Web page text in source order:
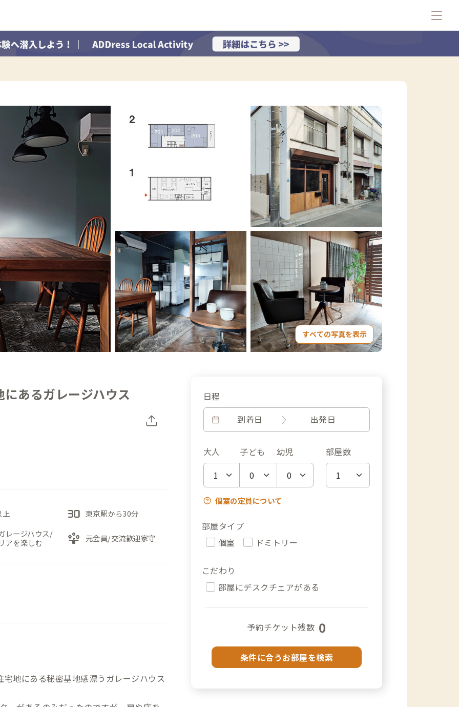
すべての写真を表示
あるガレージハウス
上 30fps 東京駅から30分
レージハウス/
アを楽しむ
person_play 元会員/交流歓迎家守
地にある秘密基地感漂うガレージハウス
日程
到着日
出発日
大人 子ども 幼児 部屋数
個室の定員について
部屋タイプ
個室
ドミトリー
こだわり
部屋にデスクチェアがある
予約チケット残数 0
条件に合うお部屋を検索